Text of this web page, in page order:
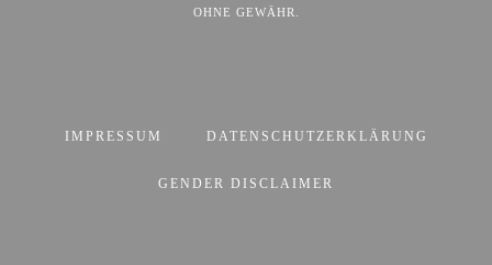
OHNE GEWÄHR.
IMPRESSUM DATENSCHUTZERKLÄRUNG
GENDER DISCLAIMER